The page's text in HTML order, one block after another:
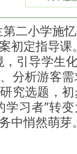
二小学施
初定指导
，引导学生
分析游客
究选题，
学习者”转
中悄然萌芽